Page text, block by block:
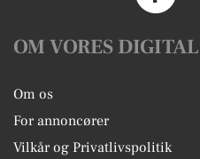
OM VORES DIGITAL
Om os
For annoncører
Vilkår og Privatlivspolitik